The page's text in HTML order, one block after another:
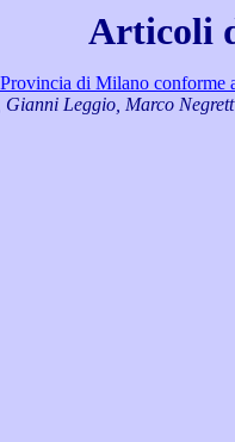
Articoli
di Milano
Leggio, Marco